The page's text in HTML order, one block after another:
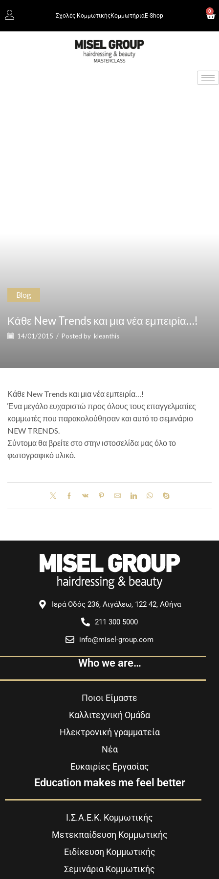
Σχολές ΚομμωτικήςΚομμωτήριαΕ-Shop
0
Blog
Κάθε New Trends και μια νέα εμπειρία…!
14/01/2015 / Posted by kleanthis
Κάθε New Trends και μια νέα εμπειρία…!
Ένα μεγάλο ευχαριστώ προς όλους τους επαγγελματίες
κομμωτές που παρακολούθησαν και αυτό το σεμινάριο
NEW TRENDS.
Σύντομα θα βρείτε στο στην ιστοσελίδα μας όλο το
φωτογραφικό υλικό.
Ιερά Οδός 236, Αιγάλεω, 122 42, Αθήνα
211 300 5000
info@misel-group.com
Who we are…
Ποιοι Είμαστε
Καλλιτεχνική Ομάδα
Ηλεκτρονική γραμματεία
Νέα
Ευκαιρίες Εργασίας
Education makes me feel better
Ι.Σ.Α.Ε.Κ. Κομμωτικής
Μετεκπαίδευση Κομμωτικής
Ειδίκευση Κομμωτικής
Σεμινάρια Κομμωτικής